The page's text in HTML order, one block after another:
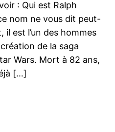
: Qui est Ralph
nom ne vous dit peut-
est l’un des hommes
de la saga
Wars. Mort à 82 ans,
[…]